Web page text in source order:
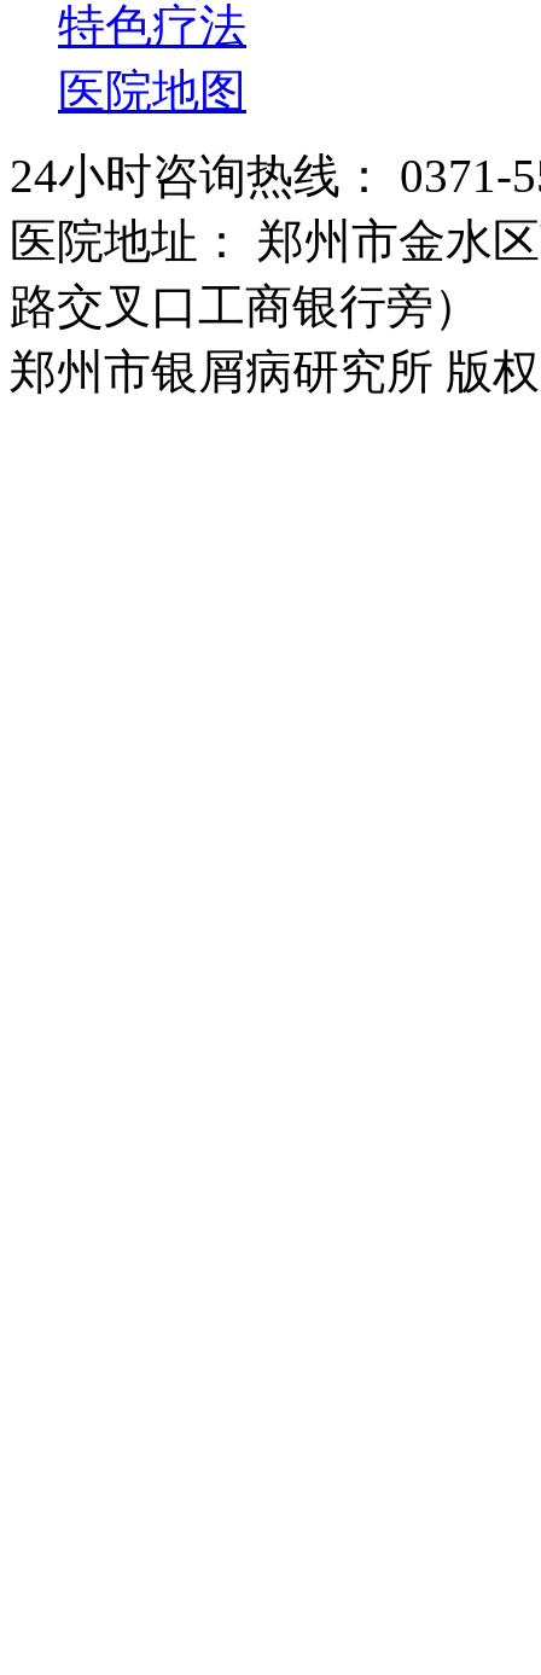
特色疗法
医院地图
24小时咨询热线： 0371-
医院地址： 郑州市金水
路交叉口工商银行旁）
郑州市银屑病研究所 版